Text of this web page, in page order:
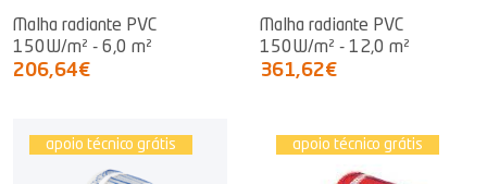
Malha radiante PVC
150W/m² - 6,0 m²
206,64€
Malha radiante PVC
150W/m² - 12,0 m²
361,62€
apoio técnico grátis apoio técnico grátis